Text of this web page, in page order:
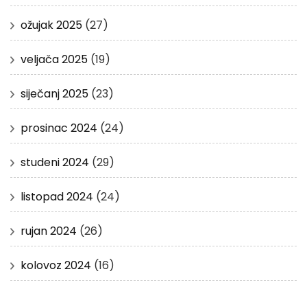
ožujak 2025 (27)
veljača 2025 (19)
siječanj 2025 (23)
prosinac 2024 (24)
studeni 2024 (29)
listopad 2024 (24)
rujan 2024 (26)
kolovoz 2024 (16)